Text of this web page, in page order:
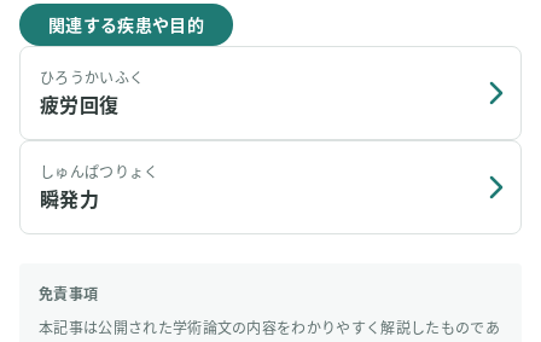
関連する疾患や目的
ひろうかいふく
疲労回復
しゅんぱつりょく
瞬発力
免責事項
本記事は公開された学術論文の内容をわかりやすく解説したものであ